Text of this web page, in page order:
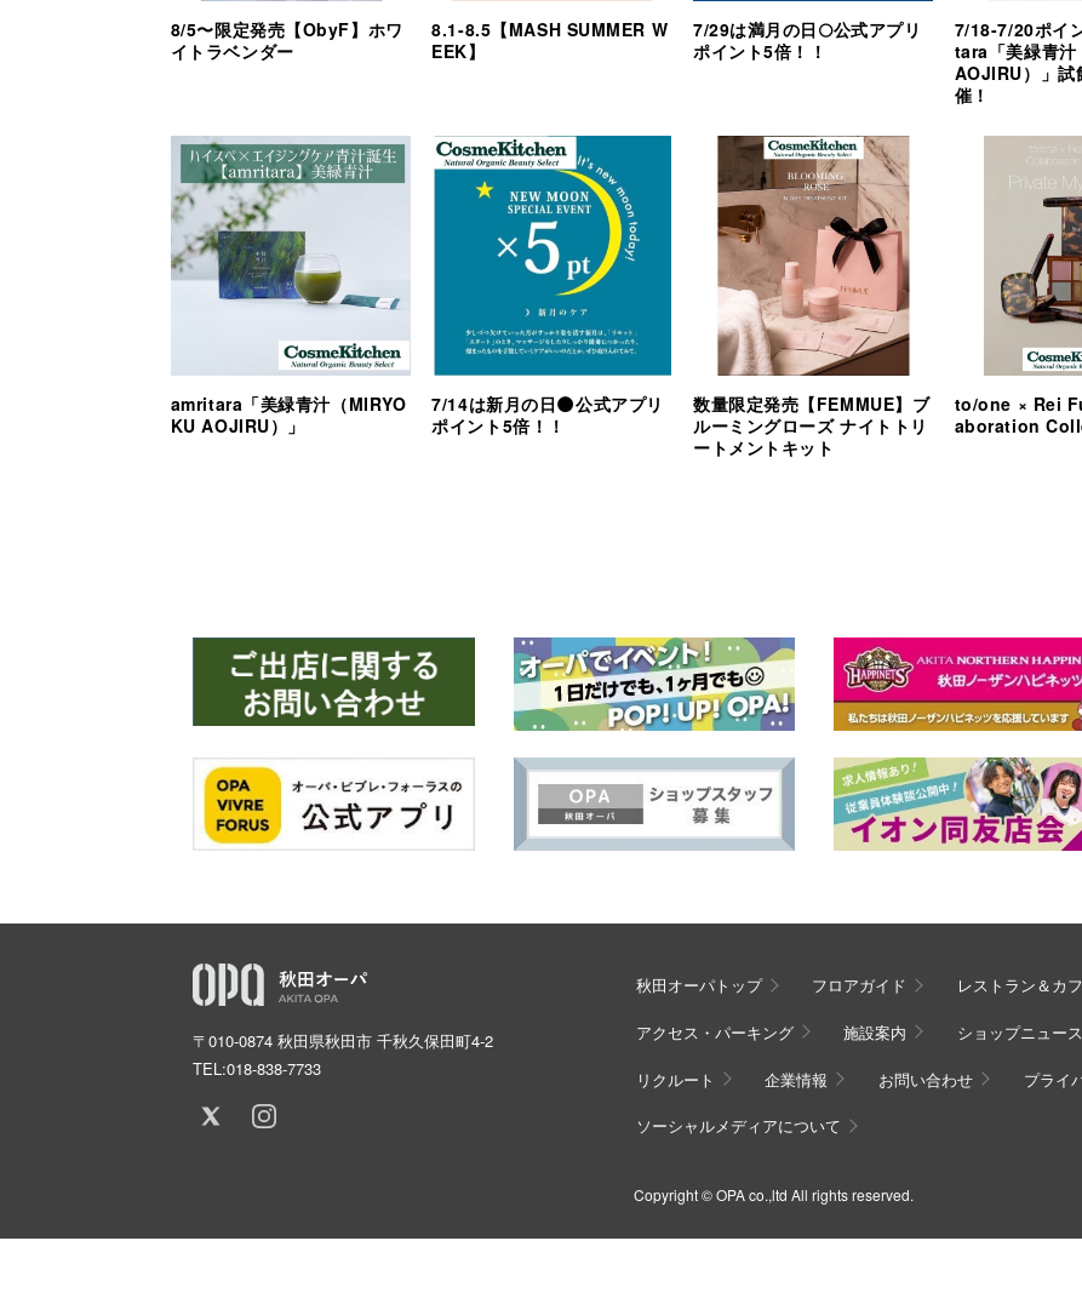
8/5〜限定発売【ObyF】ホワ
イトラベンダー
8.1-8.5【MASH SUMMER W
EEK】
7/29は満月の日🌕公式アプリ
ポイント5倍！！
7/18-7/20ポイ
tara「美緑青汁
AOJIRU）」試
催！
amritara「美緑青汁（MIRYO
KU AOJIRU）」
7/14は新月の日🌑公式アプリ
ポイント5倍！！
数量限定発売【FEMMUE】ブ
ルーミングローズ ナイトトリ
ートメントキット
to/one × Rei
aboration
〒010-0874 秋田県秋田市 千秋久保田町4-2
TEL:018-838-7733
秋田オーパトップ フロアガイド レストラン＆カ
アクセス・パーキング 施設案内 ショップニュース
リクルート 企業情報 お問い合わせ プライ
ソーシャルメディアについて
Copyright © OPA co.,ltd All rights reserved.